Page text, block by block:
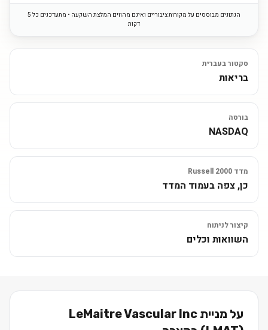
הנתונים מבוססים על מקורות ציבוריים ואינם מהווים המלצת השקעה • מתעדכנים כל 5
דקות
סקטור בעברית
בריאות
בורסה
NASDAQ
מדד Russell 2000
כן, צפה בעמוד המדד
קיצור לניתוח
השוואות וכלים
על מניית LeMaitre Vascular Inc